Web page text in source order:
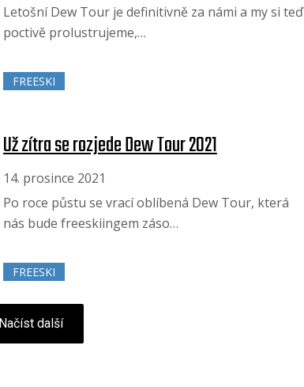
Letošní Dew Tour je definitivně za námi a my si teď
poctivě prolustrujeme,…
FREESKI
Už zítra se rozjede Dew Tour 2021
14. prosince 2021
Po roce půstu se vrací oblíbená Dew Tour, která
nás bude freeskiingem záso…
FREESKI
Načíst další